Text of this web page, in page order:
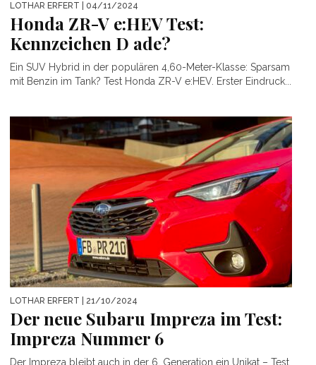
LOTHAR ERFERT | 04/11/2024
Honda ZR-V e:HEV Test:
Kennzeichen D ade?
Ein SUV Hybrid in der populären 4,60-Meter-Klasse: Sparsam
mit Benzin im Tank? Test Honda ZR-V e:HEV. Erster Eindruck...
LOTHAR ERFERT | 21/10/2024
Der neue Subaru Impreza im Test:
Impreza Nummer 6
Der Impreza bleibt auch in der 6. Generation ein Unikat – Test